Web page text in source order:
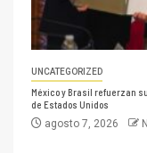
UNCATEGORIZED
México y Brasil refuerzan
de Estados Unidos
agosto 7, 2026